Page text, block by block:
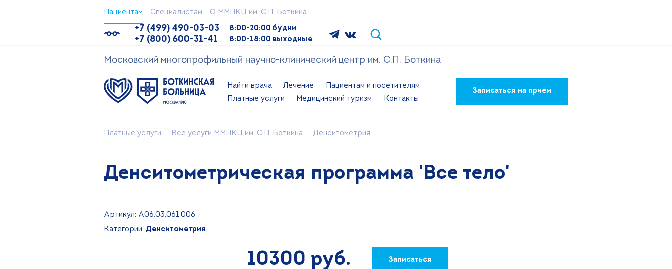
Пациентам Специалистам О ММНКЦ им. С.П. Боткина
+7 (499) 490-03-03
+7 (800) 600-31-41
8:00-20:00 будни
8:00-18:00 выходные
Московский многопрофильный научно-клинический центр им. С.П. Боткина
Найти врача Лечение
Пациентам и посетителям
Платные услуги
Медицинский туризм Контакты
Записаться на прием
Платные услуги Все услуги ММНКЦ им. С.П. Боткина Денситометрия
Денситометрическая программа 'Все тело'
Артикул: А06.03.061.006
Категории: Денситометрия
10300 руб. Записаться